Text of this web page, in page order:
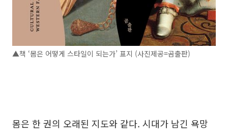
▲책 ‘몸은 어떻게 스타일이 되는가’ 표지 (사진제공=곰출판)
몸은 한 권의 오래된 지도와 같다. 시대가 남긴 욕망